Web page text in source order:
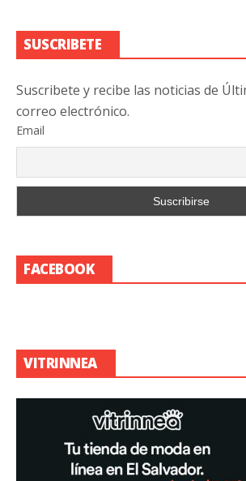
SUSCRIBETE
Suscribete y recibe las noticias de
correo electrónico.
Email
FACEBOOK
VITRINNEA